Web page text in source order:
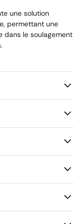
une solution
permettant une
dans le soulagement